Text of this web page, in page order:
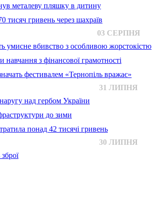
металеву пляшку в дитину
тисяч гривень через шахраїв
03 СЕРПНЯ
умисне вбивство з особливою жорстокістю
з фінансової грамотності
фестивалем «Тернопіль вражає»
31 ЛИПНЯ
над гербом України
до зими
понад 42 тисячі гривень
30 ЛИПНЯ